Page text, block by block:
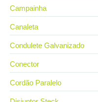
Campainha
Canaleta
Condulete Galvanizado
Conector
Cordão Paralelo